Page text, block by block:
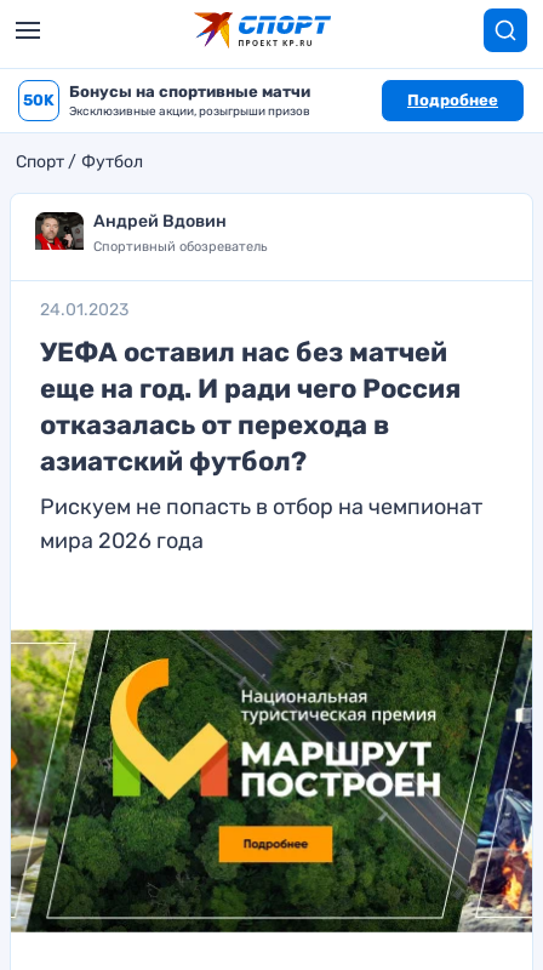
50K Бонусы на спортивные матчи
Эксклюзивные акции, розыгрыши призов
Подробнее
Спорт Футбол
Андрей Вдовин
Спортивный обозреватель
24.01.2023
УЕФА оставил нас без матчей
еще на год. И ради чего Россия
отказалась от перехода в
азиатский футбол?
Рискуем не попасть в отбор на чемпионат
мира 2026 года